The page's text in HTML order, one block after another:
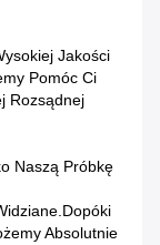
Jakości
Pomóc Ci
Rozsądnej
Naszą Próbkę
Absolutnie